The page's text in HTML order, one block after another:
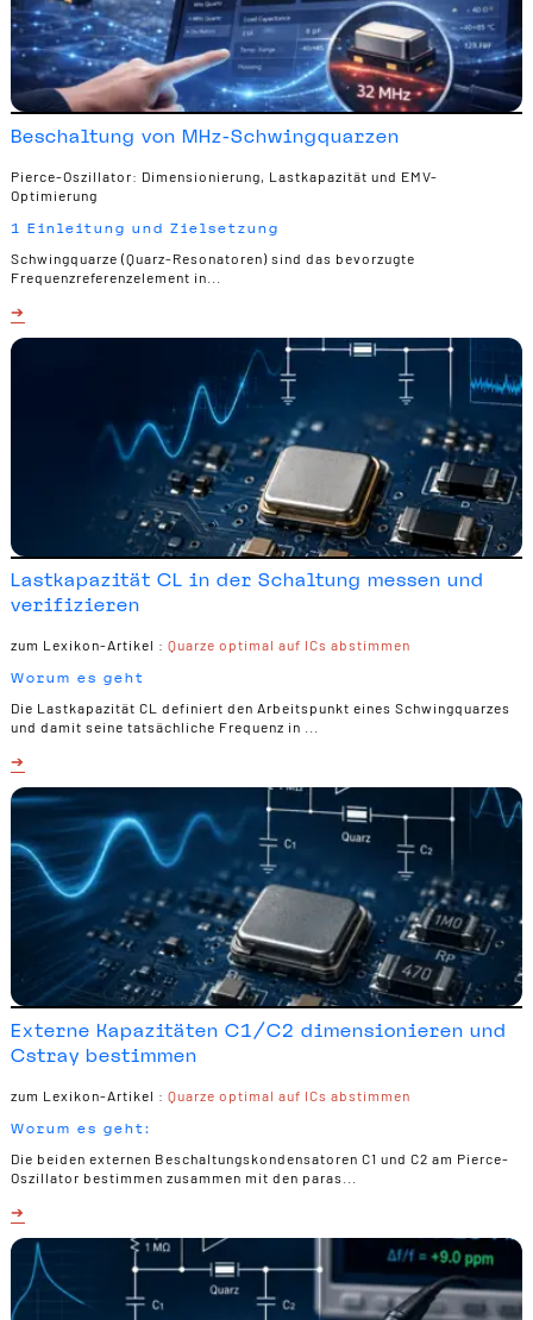
Beschaltung von MHz-Schwingquarzen
Pierce-Oszillator: Dimensionierung, Lastkapazität und EMV-
Optimierung
1 Einleitung und Zielsetzung
Schwingquarze (Quarz-Resonatoren) sind das bevorzugte
Frequenzreferenzelement in...
Lastkapazität CL in der Schaltung messen und
verifizieren
zum Lexikon-Artikel : Quarze optimal auf ICs abstimmen
Worum es geht
Die Lastkapazität CL definiert den Arbeitspunkt eines Schwingquarzes
und damit seine tatsächliche Frequenz in ...
Externe Kapazitäten C1/C2 dimensionieren und
Cstray bestimmen
zum Lexikon-Artikel : Quarze optimal auf ICs abstimmen
Worum es geht:
Die beiden externen Beschaltungskondensatoren C1 und C2 am Pierce-
Oszillator bestimmen zusammen mit den paras...